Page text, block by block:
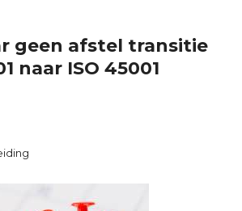
geen afstel transitie
naar ISO 45001